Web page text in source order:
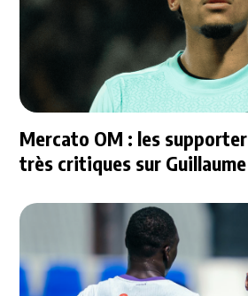
Mercato OM : les
très critiques sur